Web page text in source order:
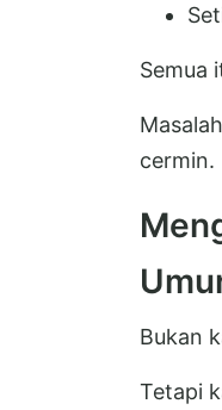
Semua
cermin.
Bukan
Tetapi